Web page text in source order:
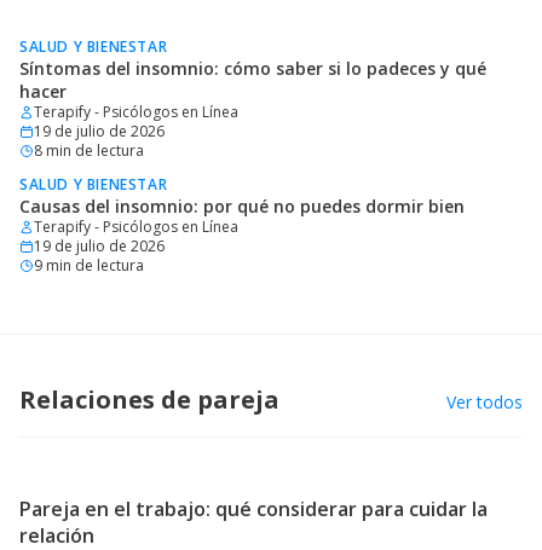
SALUD Y BIENESTAR
Síntomas del insomnio: cómo saber si lo padeces y qué
hacer
Terapify - Psicólogos en Línea
19 de julio de 2026
8 min de lectura
SALUD Y BIENESTAR
Causas del insomnio: por qué no puedes dormir bien
Terapify - Psicólogos en Línea
19 de julio de 2026
9 min de lectura
Relaciones de pareja Ver todos
Pareja en el trabajo: qué considerar para cuidar la
relación